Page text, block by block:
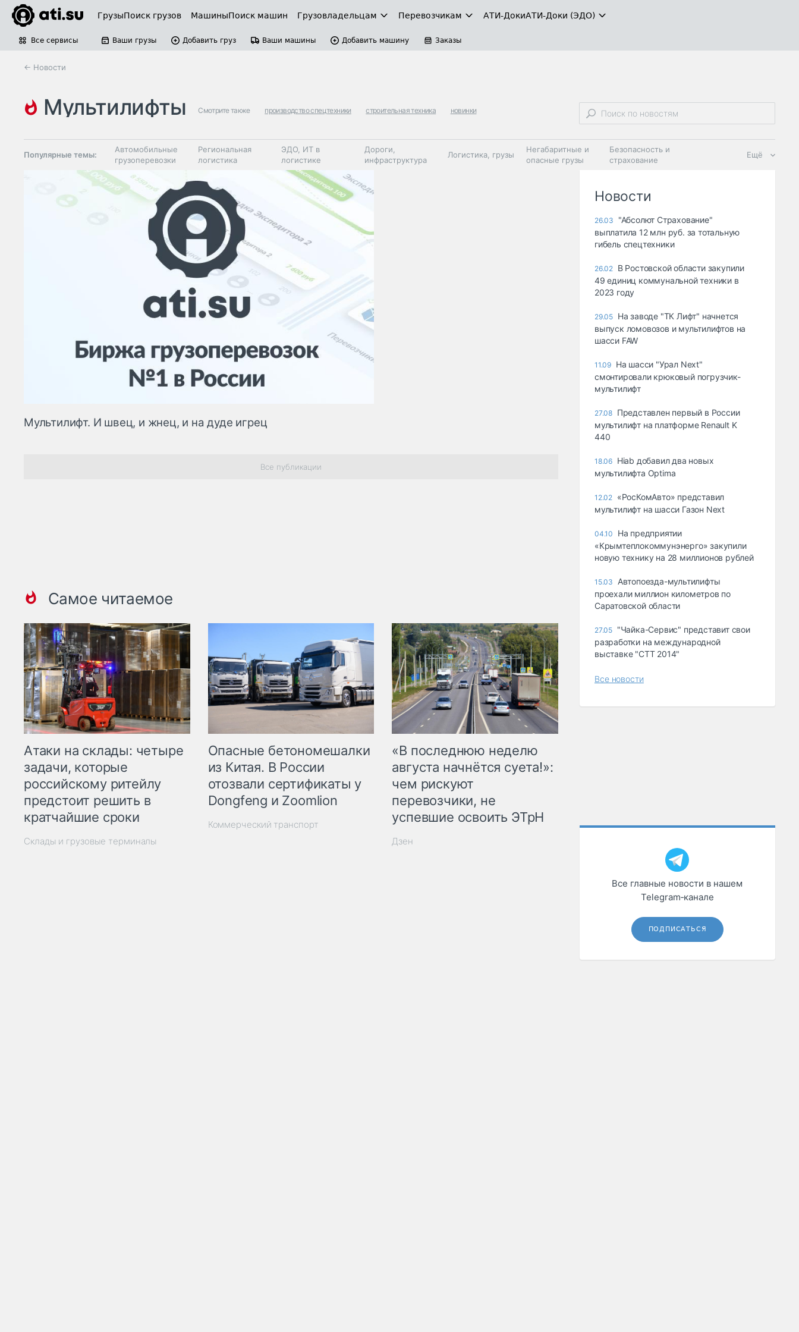
ГрузыПоиск грузов МашиныПоиск машин Грузовладельцам Перевозчикам АТИ-ДокиАТИ-Доки (ЭДО)
Все сервисы Ваши грузы Добавить груз Ваши машины Добавить машину Заказы
← Новости
мультилифты Смотрите также производство спецтехники строительная техника новинки
Популярные темы:
Автомобильные
грузоперевозки
Региональная
логистика
ЭДО, ИТ в
логистике
Дороги,
инфраструктура
Логистика, грузы
Негабаритные и
опасные грузы
Безопасность и
страхование
Таможня и ВЭД
грузовые
терминалы
Коммерческий
транспорт
Спецтехника
Ещё
Мультилифт. И швец, и жнец, и на дуде игрец
Все публикации
Самое читаемое
Атаки на склады: четыре
задачи, которые
российскому ритейлу
предстоит решить в
кратчайшие сроки
Склады и грузовые терминалы
Опасные бетономешалки
из Китая. В России
отозвали сертификаты у
Dongfeng и Zoomlion
Коммерческий транспорт
«В последнюю неделю
августа начнётся суета!»:
чем рискуют
перевозчики, не
успевшие освоить ЭТрН
Дзен
Новости
26.03
"Абсолют Страхование"
выплатила 12 млн руб. за тотальную
гибель спецтехники
26.02 В Ростовской области закупили
49 единиц коммунальной техники в
2023 году
29.05 На заводе "ТК Лифт" начнется
выпуск ломовозов и мультилифтов на
шасси FAW
11.09 На шасси "Урал Next"
смонтировали крюковый погрузчик-
мультилифт
27.08 Представлен первый в России
мультилифт на платформе Renault K
440
18.06 Hiab добавил два новых
мультилифта Optima
12.02 «РосКомАвто» представил
мультилифт на шасси Газон Next
04.10
На предприятии
«Крымтеплокоммунэнерго» закупили
новую технику на 28 миллионов рублей
15.03
Автопоезда-мультилифты
проехали миллион километров по
Саратовской области
27.05 "Чайка-Сервис" представит свои
разработки на международной
выставке "СТТ 2014"
Все новости
Все главные новости в нашем
Telegram‑канале
ПОДПИСАТЬСЯ